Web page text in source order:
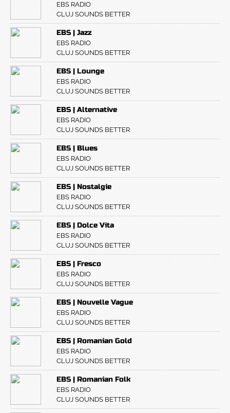
EBS RADIO
CLUJ SOUNDS BETTER
EBS | Jazz
EBS RADIO
CLUJ SOUNDS BETTER
EBS | Lounge
EBS RADIO
CLUJ SOUNDS BETTER
EBS | Alternative
EBS RADIO
CLUJ SOUNDS BETTER
EBS | Blues
EBS RADIO
CLUJ SOUNDS BETTER
EBS | Nostalgie
EBS RADIO
CLUJ SOUNDS BETTER
EBS | Dolce Vita
EBS RADIO
CLUJ SOUNDS BETTER
EBS | Fresco
EBS RADIO
CLUJ SOUNDS BETTER
EBS | Nouvelle Vague
EBS RADIO
CLUJ SOUNDS BETTER
EBS | Romanian Gold
EBS RADIO
CLUJ SOUNDS BETTER
EBS | Romanian Folk
EBS RADIO
CLUJ SOUNDS BETTER